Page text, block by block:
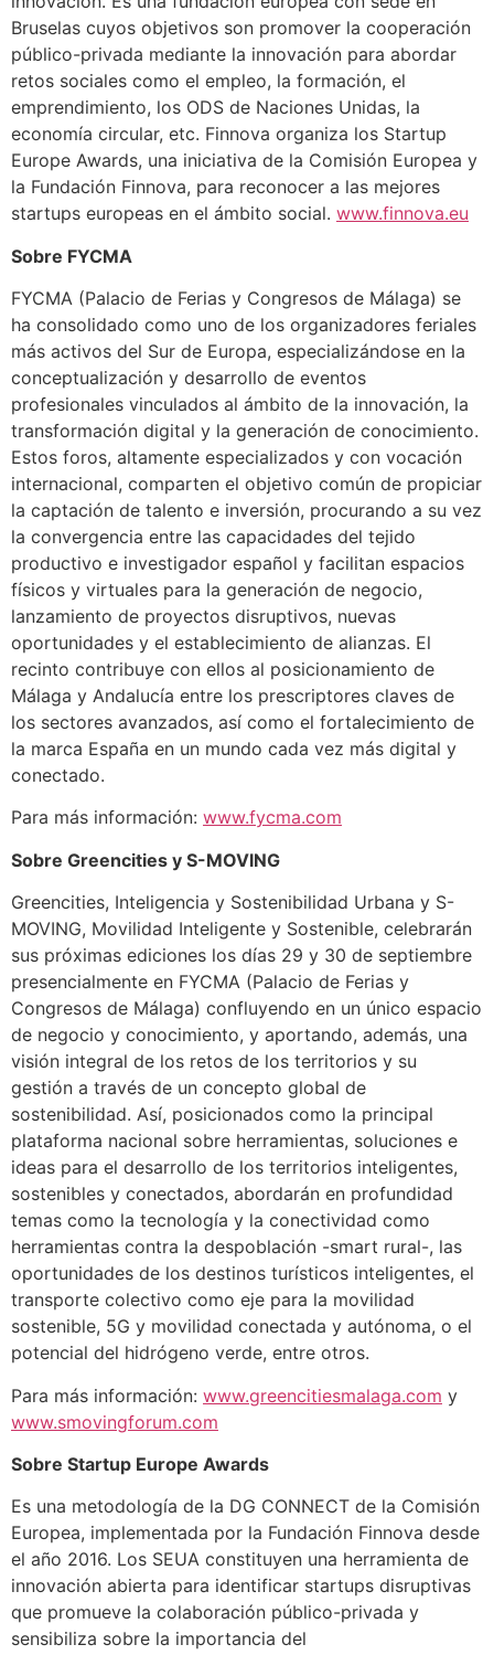
Bruselas cuyos objetivos son promover la cooperación
público-privada mediante la innovación para abordar
retos sociales como el empleo, la formación, el
emprendimiento, los ODS de Naciones Unidas, la
economía circular, etc. Finnova organiza los Startup
Europe Awards, una iniciativa de la Comisión Europea y
la Fundación Finnova, para reconocer a las mejores
startups europeas en el ámbito social. www.finnova.eu
Sobre FYCMA
FYCMA (Palacio de Ferias y Congresos de Málaga) se
ha consolidado como uno de los organizadores feriales
más activos del Sur de Europa, especializándose en la
conceptualización y desarrollo de eventos
profesionales vinculados al ámbito de la innovación, la
transformación digital y la generación de conocimiento.
Estos foros, altamente especializados y con vocación
internacional, comparten el objetivo común de propiciar
la captación de talento e inversión, procurando a su vez
la convergencia entre las capacidades del tejido
productivo e investigador español y facilitan espacios
físicos y virtuales para la generación de negocio,
lanzamiento de proyectos disruptivos, nuevas
oportunidades y el establecimiento de alianzas. El
recinto contribuye con ellos al posicionamiento de
Málaga y Andalucía entre los prescriptores claves de
los sectores avanzados, así como el fortalecimiento de
la marca España en un mundo cada vez más digital y
conectado.
Para más información: www.fycma.com
Sobre Greencities y S-MOVING
Greencities, Inteligencia y Sostenibilidad Urbana y S-
MOVING, Movilidad Inteligente y Sostenible, celebrarán
sus próximas ediciones los días 29 y 30 de septiembre
presencialmente en FYCMA (Palacio de Ferias y
Congresos de Málaga) confluyendo en un único espacio
de negocio y conocimiento, y aportando, además, una
visión integral de los retos de los territorios y su
gestión a través de un concepto global de
sostenibilidad. Así, posicionados como la principal
plataforma nacional sobre herramientas, soluciones e
ideas para el desarrollo de los territorios inteligentes,
sostenibles y conectados, abordarán en profundidad
temas como la tecnología y la conectividad como
herramientas contra la despoblación -smart rural-, las
oportunidades de los destinos turísticos inteligentes, el
transporte colectivo como eje para la movilidad
sostenible, 5G y movilidad conectada y autónoma, o el
potencial del hidrógeno verde, entre otros.
Para más información: www.greencitiesmalaga.com y
www.smovingforum.com
Sobre Startup Europe Awards
Es una metodología de la DG CONNECT de la Comisión
Europea, implementada por la Fundación Finnova desde
el año 2016. Los SEUA constituyen una herramienta de
innovación abierta para identificar startups disruptivas
que promueve la colaboración público-privada y
sensibiliza sobre la importancia del